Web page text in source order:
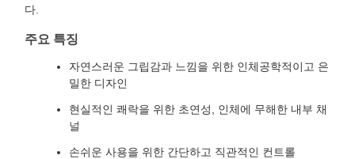
다.
주요 특징
자연스러운 그립감과 느낌을 위한 인체공학적이고 은
밀한 디자인
현실적인 쾌락을 위한 초연성, 인체에 무해한 내부 채
널
손쉬운 사용을 위한 간단하고 직관적인 컨트롤